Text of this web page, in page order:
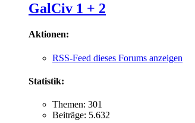
GalCiv 1 + 2
Aktionen:
RSS-Feed dieses Forums anzeigen
Statistik:
Themen: 301
Beiträge: 5.632